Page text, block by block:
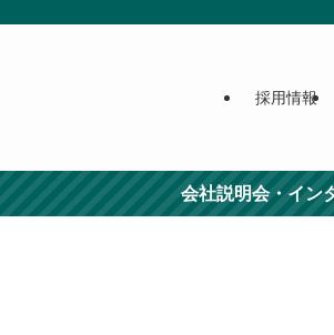
採用情報
会社説明会・イン